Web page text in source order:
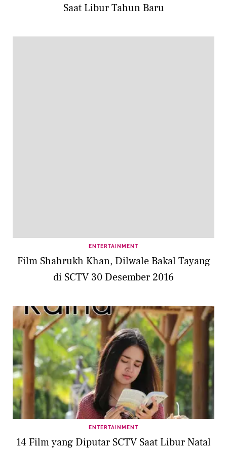
Saat Libur Tahun Baru
ENTERTAINMENT
Film Shahrukh Khan, Dilwale Bakal Tayang
di SCTV 30 Desember 2016
ENTERTAINMENT
14 Film yang Diputar SCTV Saat Libur Natal